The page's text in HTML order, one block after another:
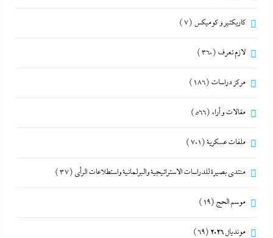
كاريكتير و كوميكس (7)
لازم تعرف (360)
مركز دراسات (186)
مقالات و أراء (566)
ملفات عسكرية(701)
منتدى بصيرة للدراسات الاستراتيجية والبرلمانية واستطلاعات الرأى (37)
موسم الحج (19)
مونديال 2026 (69)